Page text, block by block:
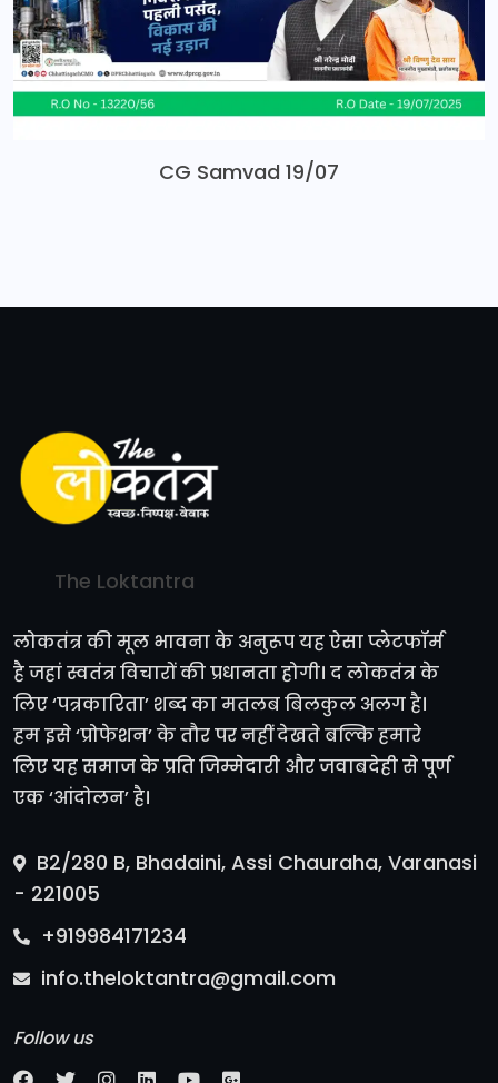
CG Samvad 19/07
The Loktantra
लोकतंत्र की मूल भावना के अनुरूप यह ऐसा प्लेटफॉर्म
है जहां स्वतंत्र विचारों की प्रधानता होगी। द लोकतंत्र के
लिए ‘पत्रकारिता’ शब्द का मतलब बिलकुल अलग है।
हम इसे ‘प्रोफेशन’ के तौर पर नहीं देखते बल्कि हमारे
लिए यह समाज के प्रति जिम्मेदारी और जवाबदेही से पूर्ण
एक ‘आंदोलन’ है।
B2/280 B, Bhadaini, Assi Chauraha, Varanasi
- 221005
+919984171234
info.theloktantra@gmail.com
Follow us